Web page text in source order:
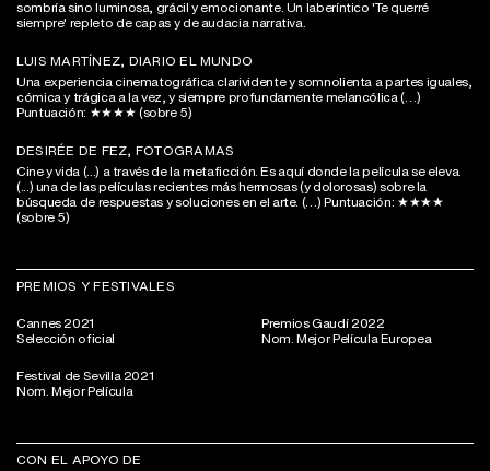
sombría sino luminosa, grácil y emocionante. Un laberíntico 'Te querré
siempre' repleto de capas y de audacia narrativa.
LUIS MARTÍNEZ, DIARIO EL MUNDO
Una experiencia cinematográfica clarividente y somnolienta a partes iguales,
cómica y trágica a la vez, y siempre profundamente melancólica (…)
Puntuación: ★★★★ (sobre 5)
DESIRÉE DE FEZ, FOTOGRAMAS
Cine y vida (...) a través de la metaficción. Es aquí donde la película se eleva.
(...) una de las películas recientes más hermosas (y dolorosas) sobre la
búsqueda de respuestas y soluciones en el arte. (…) Puntuación: ★★★★
(sobre 5)
PREMIOS Y FESTIVALES
Cannes 2021
Selección oficial
Festival de Sevilla 2021
Nom. Mejor Película
Premios Gaudí 2022
Nom. Mejor Película Europea
CON EL APOYO DE